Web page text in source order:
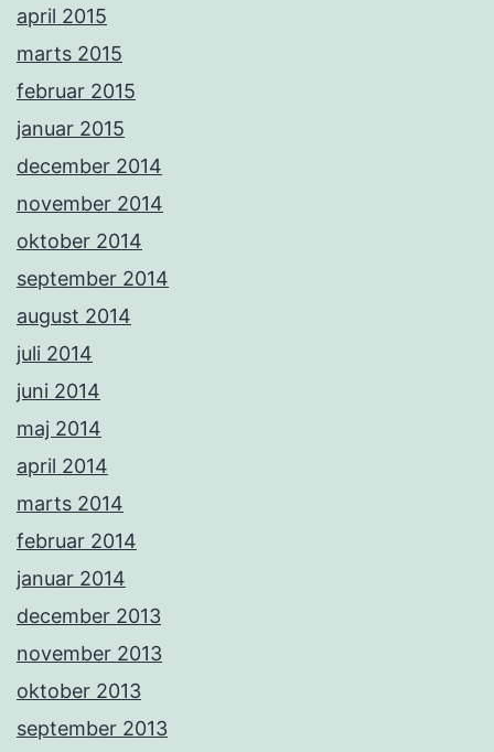
april 2015
marts 2015
februar 2015
januar 2015
december 2014
november 2014
oktober 2014
september 2014
august 2014
juli 2014
juni 2014
maj 2014
april 2014
marts 2014
februar 2014
januar 2014
december 2013
november 2013
oktober 2013
september 2013